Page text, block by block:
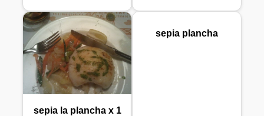
sepia la plancha x 1
sepia plancha